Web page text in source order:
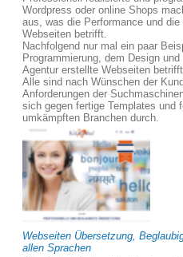
Wordpress oder online Shops
aus, was die Performance und
Webseiten betrifft.
Nachfolgend nur mal ein paar
Programmierung, dem Design
Agentur erstellte Webseiten
Alle sind nach Wünschen der
Anforderungen der
sich gegen fertige Templates und
umkämpften Branchen durch.
Webseiten Übersetzung,
allen Sprachen